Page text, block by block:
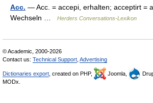
Acc. — Acc. = accepi, erhalten; acceptirt =
Wechseln …
Herders Conversations-Lexikon
© Academic, 2000-2026
Contact us: Technical Support Advertising
Dictionaries export , created on PHP, Joomla,
MODx.